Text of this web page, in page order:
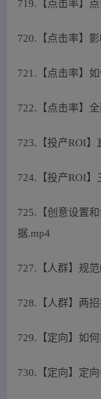
719.【点击率】
720.【点击率】
721.【点击率】
722.【点击率】
723.【投产ROI】
724.【投产ROI】
725.【创意设置
据.mp4
727.【人群】规
728.【人群】两
729.【定向】如
730.【定向】定